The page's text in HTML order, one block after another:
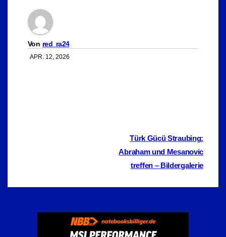
Von red_ra24
APR. 12, 2026
BeitragsnavigationTürk Gücü Straubing:
Abraham und Mesanovic
treffen – Bildergalerie